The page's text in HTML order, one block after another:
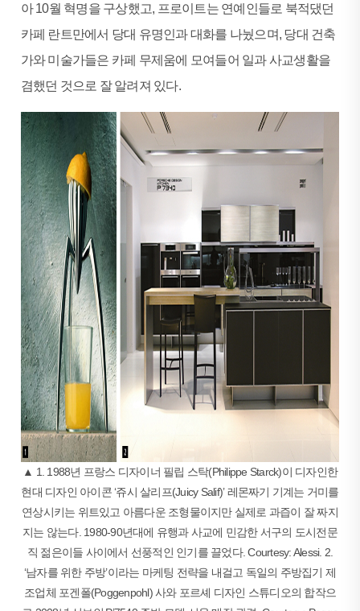
아 10월 혁명을 구상했고, 프로이트는 연예인들로 북적댔던
카페 란트만에서 당대 유명인과 대화를 나눴으며, 당대 건축
가와 미술가들은 카페 무제움에 모여들어 일과 사교생활을
겸했던 것으로 잘 알려져 있다.
▲ 1. 1988년 프랑스 디자이너 필립 스탁(Philippe Starck)이 디자인한
현대 디자인 아이콘 ‘쥬시 살리프(Juicy Salif)’ 레몬짜기 기계는 거미를
연상시키는 위트있고 아름다운 조형물이지만 실제로 과즙이 잘 짜지
지는 않는다. 1980-90년대에 유행과 사교에 민감한 서구의 도시전문
직 젊은이들 사이에서 선풍적인 인기를 끌었다. Courtesy: Alessi. 2.
‘남자를 위한 주방’이라는 마케팅 전략을 내걸고 독일의 주방집기 제
조업체 포겐폴(Poggenpohl) 사와 포르셰 디자인 스튜디오의 합작으